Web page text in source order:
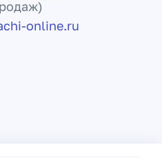
online.ru